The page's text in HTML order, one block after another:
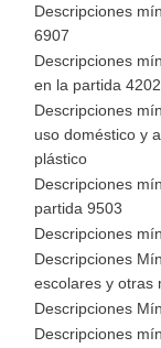
Descripciones
6907
Descripciones
en la partida 4202
Descripciones
uso doméstico y
plástico
Descripciones
partida 9503
Descripciones
Descripciones
escolares y otras
Descripciones
Descripciones